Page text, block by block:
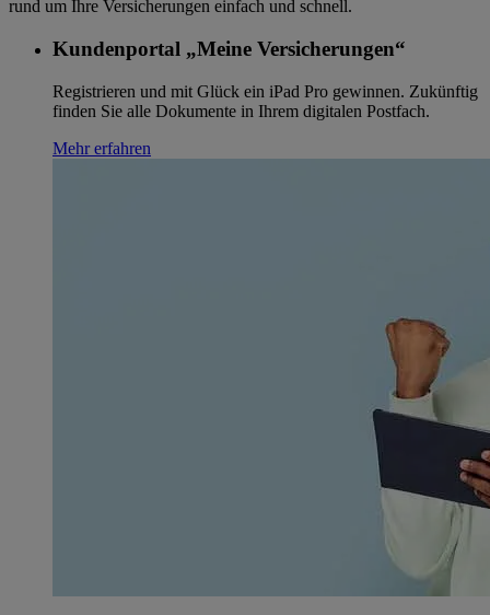
rund um Ihre Versicherungen einfach und schnell.
Kundenportal „Meine Versicherungen“
Registrieren und mit Glück ein iPad Pro gewinnen. Zukünftig
finden Sie alle Dokumente in Ihrem digitalen Postfach.
Mehr erfahren